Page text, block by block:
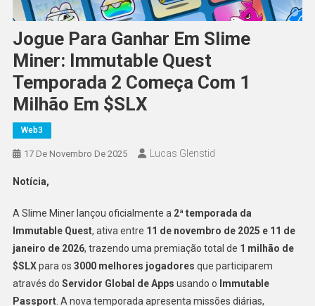
Jogue Para Ganhar Em Slime
Miner: Immutable Quest
Temporada 2 Começa Com 1
Milhão Em $SLX
Web3
17 De Novembro De 2025 Lucas Glenstid
Notícia,
A Slime Miner lançou oficialmente a 2ª temporada da
Immutable Quest, ativa entre 11 de novembro de 2025 e 11 de
janeiro de 2026, trazendo uma premiação total de 1 milhão de
$SLXpara os 3000 melhores jogadores que participarem
através do Servidor Global de Apps usando o Immutable
Passport. A nova temporada apresenta missões diárias,